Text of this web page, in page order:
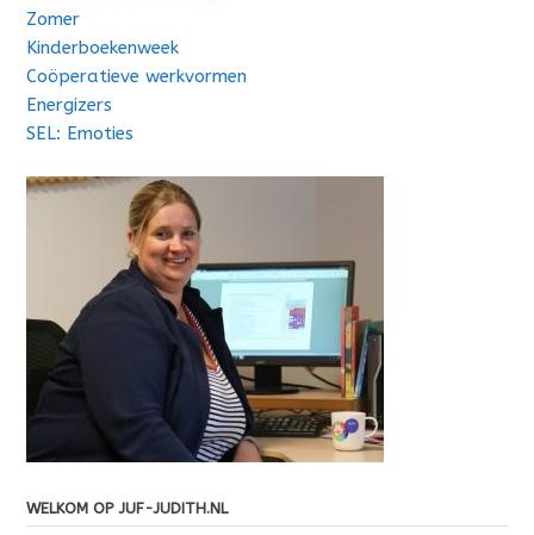
Zomer
Kinderboekenweek
Coöperatieve werkvormen
Energizers
SEL: Emoties
WELKOM OP JUF-JUDITH.NL